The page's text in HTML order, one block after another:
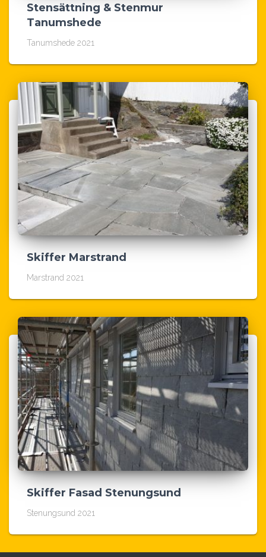
Stensättning & Stenmur
Tanumshede
Tanumshede 2021
Skiffer Marstrand
Marstrand 2021
Skiffer Fasad Stenungsund
Stenungsund 2021